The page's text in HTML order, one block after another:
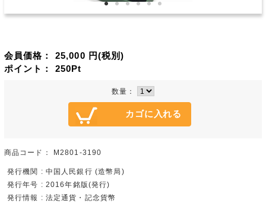
会員価格： 25,000 円(税別)
ポイント： 250Pt
数量：
商品コード： M2801-3190
発行機関 : 中国人民銀行 (造幣局)
発行年号 : 2016年銘版(発行)
発行情報 : 法定通貨・記念貨幣